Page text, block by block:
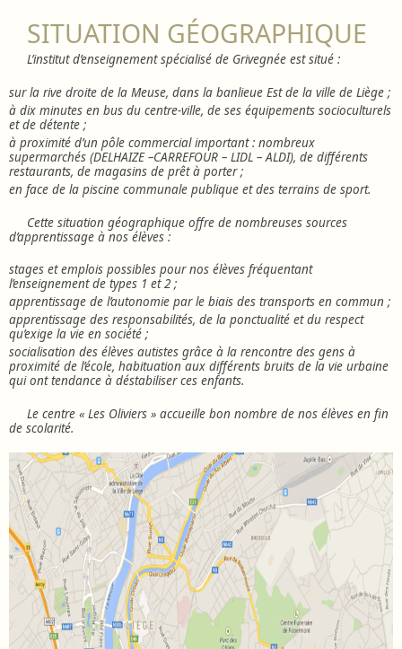
SITUATION GÉOGRAPHIQUE
L’institut d’enseignement spécialisé de Grivegnée est situé :
sur la rive droite de la Meuse, dans la banlieue Est de la ville de Liège ;
à dix minutes en bus du centre-ville, de ses équipements socioculturels
et de détente ;
à proximité d’un pôle commercial important : nombreux
supermarchés (DELHAIZE –CARREFOUR – LIDL – ALDI), de différents
restaurants, de magasins de prêt à porter ;
en face de la piscine communale publique et des terrains de sport.
Cette situation géographique offre de nombreuses sources
d’apprentissage à nos élèves :
stages et emplois possibles pour nos élèves fréquentant
l’enseignement de types 1 et 2 ;
apprentissage de l’autonomie par le biais des transports en commun ;
apprentissage des responsabilités, de la ponctualité et du respect
qu’exige la vie en société ;
socialisation des élèves autistes grâce à la rencontre des gens à
proximité de l’école, habituation aux différents bruits de la vie urbaine
qui ont tendance à déstabiliser ces enfants.
Le centre « Les Oliviers » accueille bon nombre de nos élèves en fin
de scolarité.